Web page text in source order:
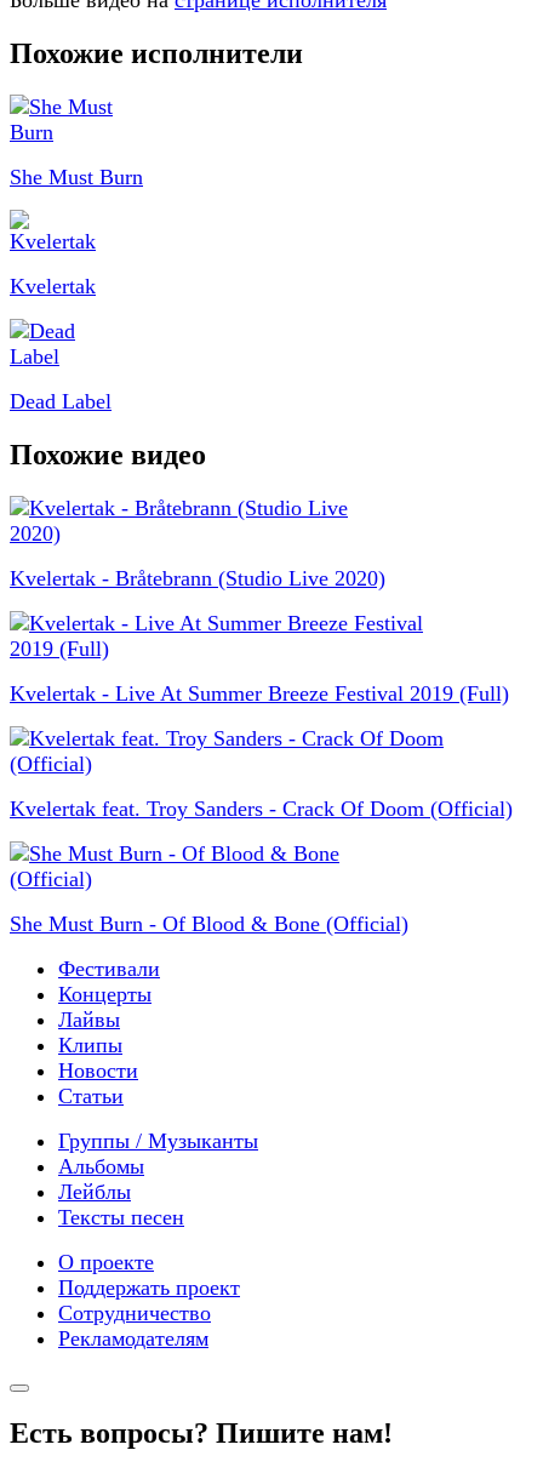
Похожие исполнители
She Must Burn
Kvelertak
Dead Label
Похожие видео
Kvelertak - Bråtebrann (Studio Live 2020)
Kvelertak - Live At Summer Breeze Festival 2019 (Full)
Kvelertak feat. Troy Sanders - Crack Of Doom (Official)
She Must Burn - Of Blood & Bone (Official)
Фестивали
Концерты
Лайвы
Клипы
Новости
Статьи
Группы / Музыканты
Альбомы
Лейблы
Тексты песен
О проекте
Поддержать проект
Сотрудничество
Рекламодателям
Есть вопросы? Пишите нам!